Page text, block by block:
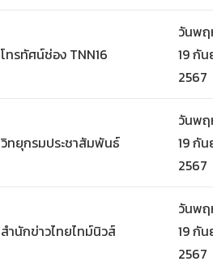
โทรทัศน์ช่อง TNN16
วันพ
19 กั
2567
วิทยุกรมประชาสัมพันธ์
วันพ
19 กั
2567
สำนักข่าวไทยไทม์นิวส์
วันพ
19 กั
2567